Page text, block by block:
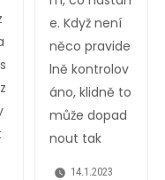
e. Když není
něco pravide
lně kontrolov
áno, klidně to
může dopad
nout tak
14.1.2023